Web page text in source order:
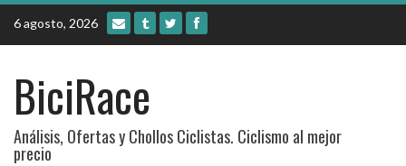
Skip
content
6 agosto, 2026
BiciRace
Análisis, Ofertas y Chollos Ciclistas. Ciclismo al mejor
precio